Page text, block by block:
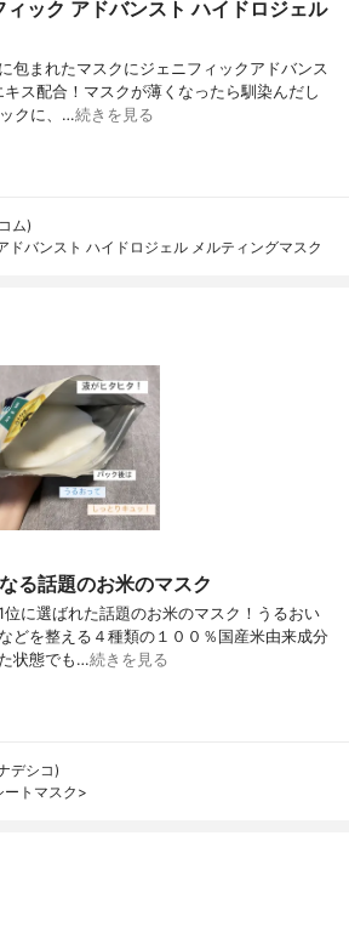
ック アドバンスト ハイドロジェル
包まれたマスクにジェニフィックアドバンス
キス配合！マスクが薄くなったら馴染んだし
クに、…続きを見る
ム)
ドバンスト ハイドロジェル メルティングマスク
る話題のお米のマスク
に選ばれた話題のお米のマスク！うるおい
どを整える４種類の１００％国産米由来成分
状態でも…続きを見る
デシコ)
ートマスク>